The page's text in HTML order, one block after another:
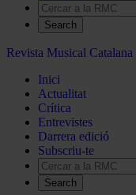
Search
Revista Musical Catalana
Inici
Actualitat
Crítica
Entrevistes
Darrera edició
Subscriu-te
Search